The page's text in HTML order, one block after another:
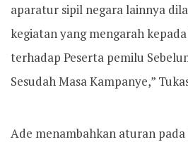
aparatur sipil negara lainnya
kegiatan yang mengarah
terhadap Peserta pemilu
Sesudah Masa Kampanye,”
Ade menambahkan aturan